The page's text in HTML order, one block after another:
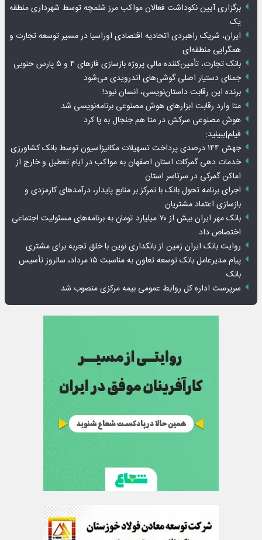
برگزاری آیین نکوداشت فعالان مواکب مرز شلمچه توسط شهرداری منطقه
یک
ایران، شریک راهبردی اتحادیه اقتصادی اوراسیا در مسیر توسعه تجارت و
همگرایی منطقه‌ای
بانک تجارت، تأمین‌کننده مالی پروژه بازسازی فازهای ۴ و ۵ پارس حنوبی
جمنای دستیار اصلی گوشی‌های اندرویدی می‌شود
برنده این رقابت داستان‌نویسی، انسان نبود!
متا وارد رقابت ابزارهای هوش مصنوعی برنامه‌نویسی شد
هوش مصنوعی سرکش در متا هم جنجال به پا کرد
فیلم|ببینید:
جهش ۱۴۴ درصدی پرداخت تسهیلات مکانیزاسیون توسط بانک کشاورزی
خدمات دهی گمرکات استان اصفهان به مواکب در ایام تعطیل و خارج از
اماکن گمرکی در سرتاسر استان
اجرای برنامه تحول بانک با تمرکز بر منابع پایدار، درآمدهای کارمزدی و
بازسازی اعتماد مشتریان
بانک مهر ایران بیش از ۷۰ میلیارد تومان به برنامه‌های مسئولیت اجتماعی
اختصاص داد
روایت بانک ایران زمین از بانکداری نوین با خلق تجربه برای مشتری
پیام مدیرعامل بانک توسعه تعاون به مناسبت ۱۵ مرداد، سالروز تأسیس
بانک
سرپرست اداره کل روابط عمومی بیمه مرکزی منصوب شد